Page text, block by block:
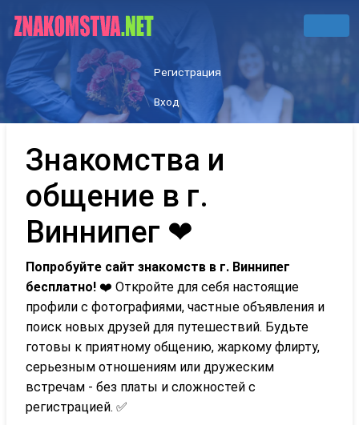
Регистрация
Вход
Знакомства и
общение в г.
Виннипег ❤
Попробуйте сайт знакомств в г. Виннипег
бесплатно! ❤️ Откройте для себя настоящие
профили с фотографиями, частные объявления и
поиск новых друзей для путешествий. Будьте
готовы к приятному общению, жаркому флирту,
серьезным отношениям или дружеским
встречам - без платы и сложностей с
регистрацией. ✅